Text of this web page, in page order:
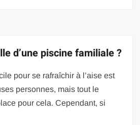
d’une piscine familiale ?
pour se rafraîchir à l’aise est
personnes, mais tout le
pour cela. Cependant, si